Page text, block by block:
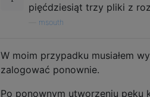
pięćdziesiąt trzy pliki z
msouth
W moim przypadku musiałem
zalogować ponownie.
Po ponownym utworzeniu pęku